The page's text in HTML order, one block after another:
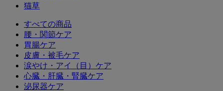
猫草
すべての商品
腰・関節ケア
胃腸ケア
皮膚・被毛ケア
涙やけ・アイ（目）ケア
心臓・肝臓・腎臓ケア
泌尿器ケア